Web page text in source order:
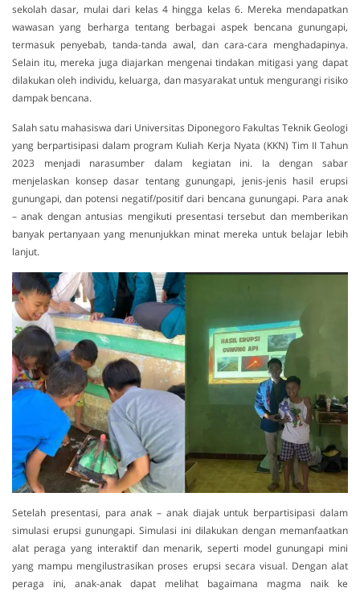
sekolah dasar, mulai dari kelas 4 hingga kelas 6. Mereka mendapatkan
wawasan yang berharga tentang berbagai aspek bencana gunungapi,
termasuk penyebab, tanda-tanda awal, dan cara-cara menghadapinya.
Selain itu, mereka juga diajarkan mengenai tindakan mitigasi yang dapat
dilakukan oleh individu, keluarga, dan masyarakat untuk mengurangi risiko
dampak bencana.
Salah satu mahasiswa dari Universitas Diponegoro Fakultas Teknik Geologi
yang berpartisipasi dalam program Kuliah Kerja Nyata (KKN) Tim II Tahun
2023 menjadi narasumber dalam kegiatan ini. Ia dengan sabar
menjelaskan konsep dasar tentang gunungapi, jenis-jenis hasil erupsi
gunungapi, dan potensi negatif/positif dari bencana gunungapi. Para anak
– anak dengan antusias mengikuti presentasi tersebut dan memberikan
banyak pertanyaan yang menunjukkan minat mereka untuk belajar lebih
lanjut.
Setelah presentasi, para anak – anak diajak untuk berpartisipasi dalam
simulasi erupsi gunungapi. Simulasi ini dilakukan dengan memanfaatkan
alat peraga yang interaktif dan menarik, seperti model gunungapi mini
yang mampu mengilustrasikan proses erupsi secara visual. Dengan alat
peraga ini, anak-anak dapat melihat bagaimana magma naik ke